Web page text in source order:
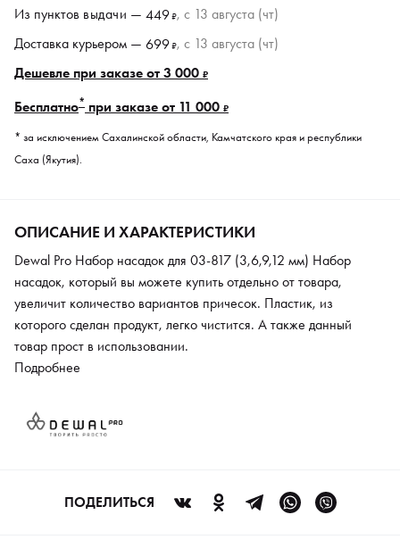
Из пунктов выдачи — 449₽, c 13 августа (чт)
Доставка курьером — 699₽, c 13 августа (чт)
Дешевле при заказе от 3 000 ₽
Бесплатно* при заказе от 11 000 ₽
* за исключением Сахалинской области, Камчатского края и республики
Саха (Якутия).
ОПИСАНИЕ И ХАРАКТЕРИСТИКИ
Dewal Pro Набор насадок для 03-817 (3,6,9,12 мм) Набор
насадок, который вы можете купить отдельно от товара,
увеличит количество вариантов причесок. Пластик, из
которого сделан продукт, легко чистится. А также данный
товар прост в использовании.
Подробнее
ПОДЕЛИТЬСЯ